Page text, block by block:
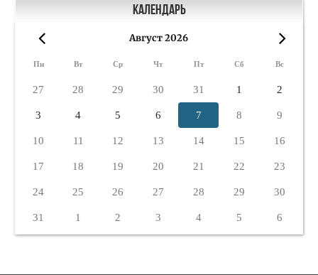
Календарь
Август 2026
Пн Вт Ср Чт Пт Сб Вс
27 28 29 30 31 1 2
3 4 5 6 7 8 9
10 11 12 13 14 15 16
17 18 19 20 21 22 23
24 25 26 27 28 29 30
31 1 2 3 4 5 6